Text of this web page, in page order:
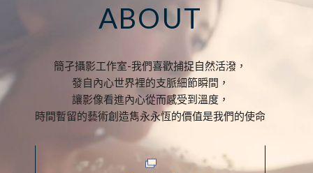
ABOUT
簡孑攝影工作室-我們喜歡捕捉自然活潑，
發自內心世界裡的支脈細節瞬間，
讓影像看進內心從而感受到溫度，
時間暫留的藝術創造雋永永恆的價值是我們的使命